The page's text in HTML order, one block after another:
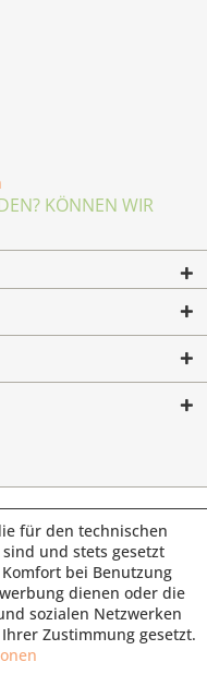
KÖNNEN WIR
e.K. | Westring 2 |
muehle.de
für den technischen
und stets gesetzt
bei Benutzung
dienen oder die
sozialen Netzwerken
Zustimmung gesetzt.